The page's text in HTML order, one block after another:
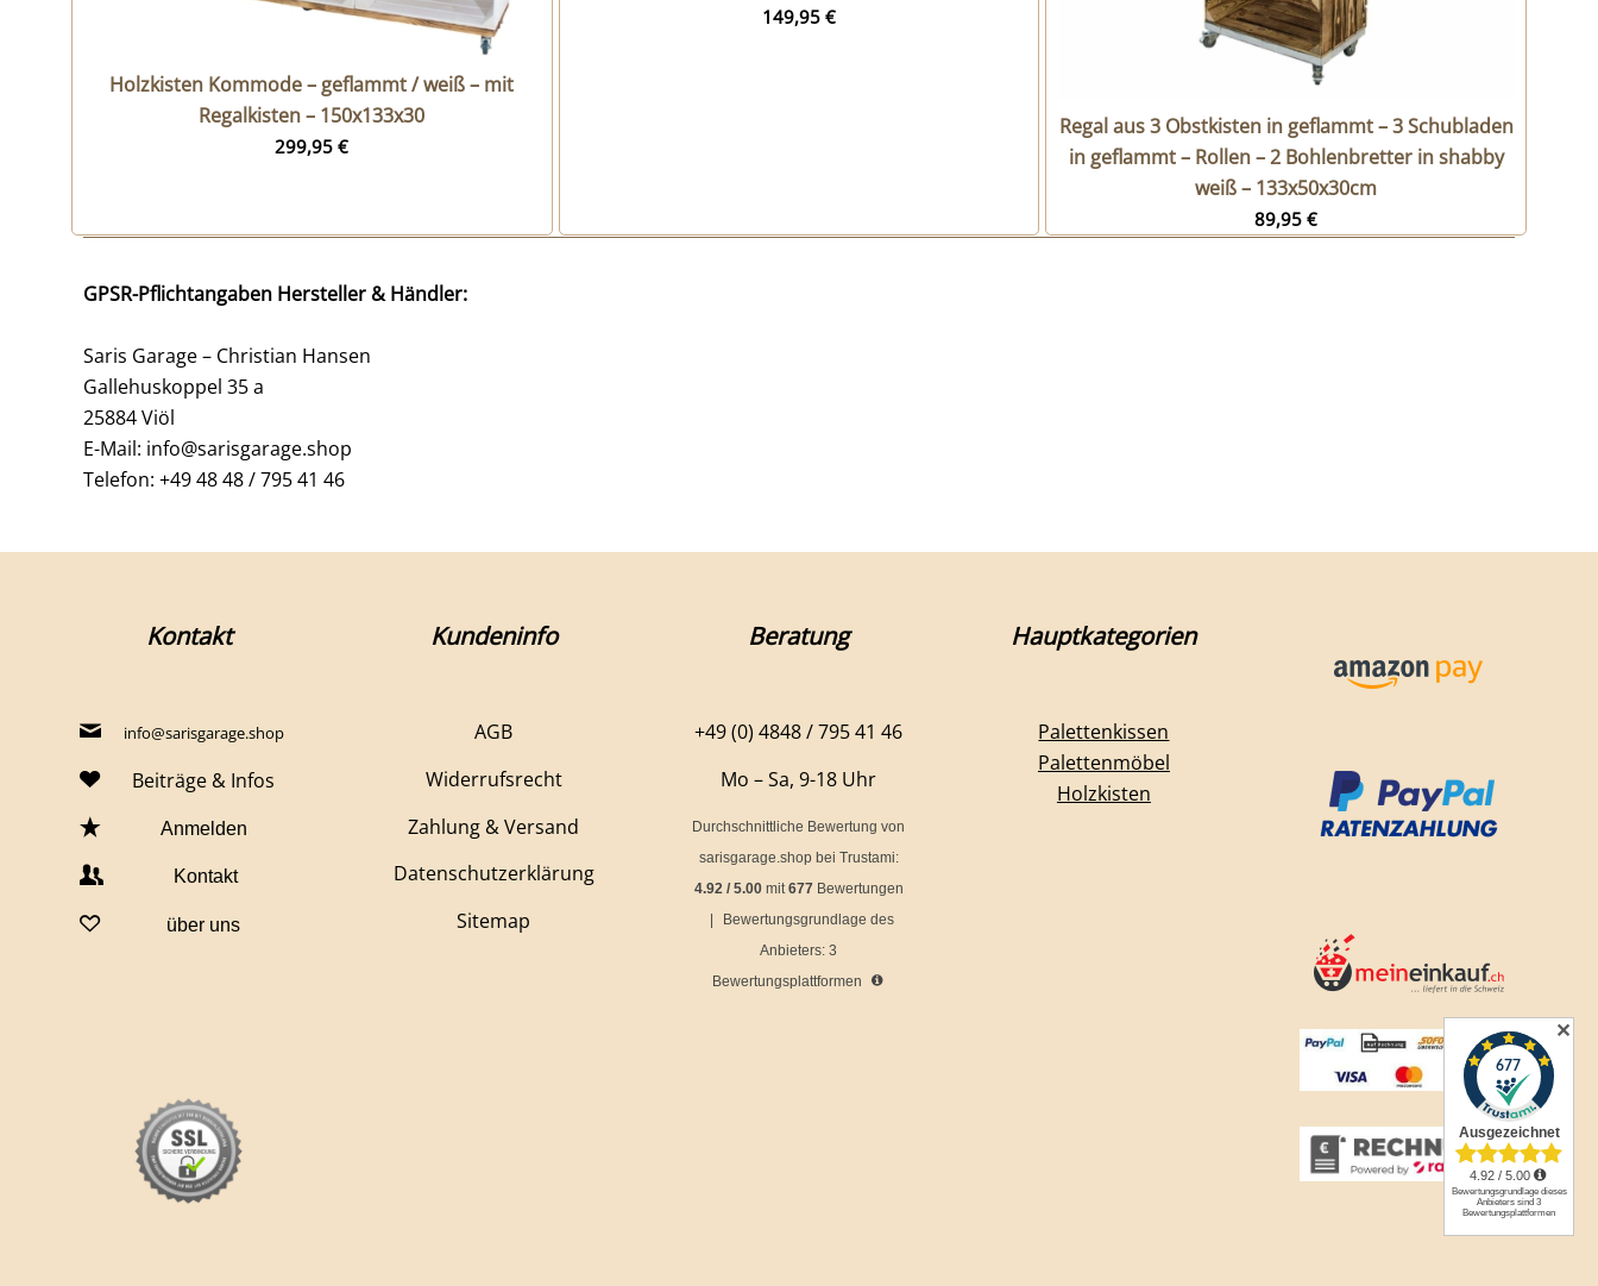
Holzkisten Kommode – geflammt / weiß – mit
Regalkisten – 150x133x30
299,95€
149,95 €
Regal aus 3 Obstkisten in geflammt – 3 Schubladen
in geflammt – Rollen – 2 Bohlenbretter in shabby
weiß – 133x50x30cm
89,95€
GPSR-Pflichtangaben Hersteller & Händler:
Saris Garage – Christian Hansen
Gallehuskoppel 35 a
25884 Viöl
E-Mail: info@sarisgarage.shop
Telefon: +49 48 48 / 795 41 46
Kontakt
info@sarisgarage.shop
Beiträge & Infos
Anmelden
Kontakt
über uns
Kundeninfo
AGB
Widerrufsrecht
Zahlung & Versand
Datenschutzerklärung
Sitemap
Beratung
+49 (0) 4848 / 795 41 46
Mo – Sa, 9-18 Uhr
Durchschnittliche Bewertung von
sarisgarage.shop bei Trustami:
4.92 / 5.00mit 677 Bewertungen
|
Bewertungsgrundlage des
Anbieters: 3
Bewertungsplattformen
Hauptkategorien
Palettenkissen
Palettenmöbel
Holzkisten
✕